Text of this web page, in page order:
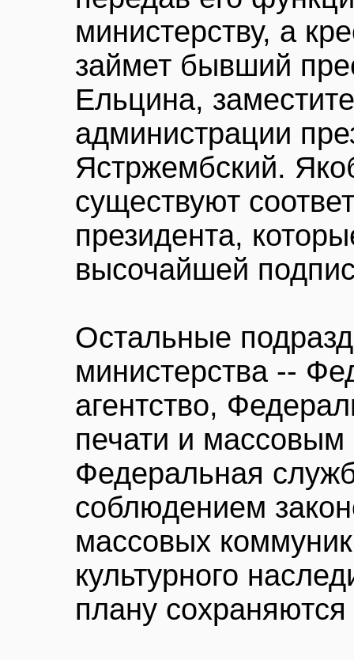
министерству, а
займет бывший
Ельцина,
администрации
Ястржембский.
существуют
президента,
высочайшей
Остальные
министерства --
агентство,
печати и
Федеральная
соблюдением
массовых
культурного
плану